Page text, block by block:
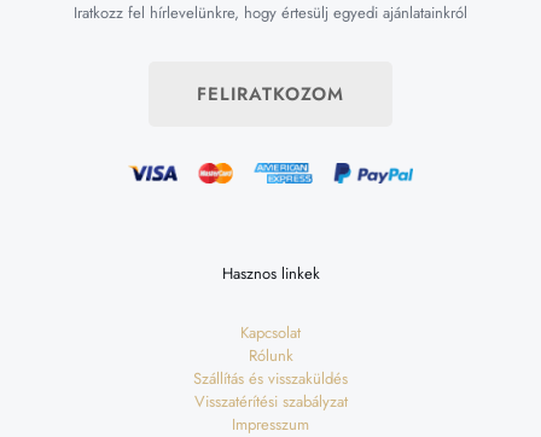
Iratkozz fel hírlevelünkre, hogy értesülj egyedi ajánlatainkról
FELIRATKOZOM
Hasznos linkek
Kapcsolat
Rólunk
Szállítás és visszaküldés
Visszatérítési szabályzat
Impresszum